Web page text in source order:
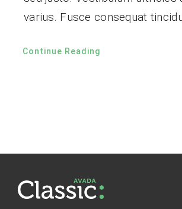
varius. Fusce consequat
Continue Reading